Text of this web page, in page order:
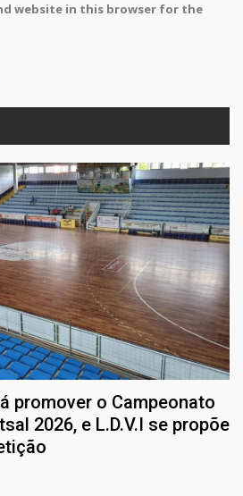
website in this browser for the
promover o Campeonato
2026, e L.D.V.I se propõe